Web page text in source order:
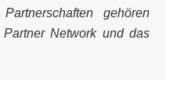
gehören
Network und das